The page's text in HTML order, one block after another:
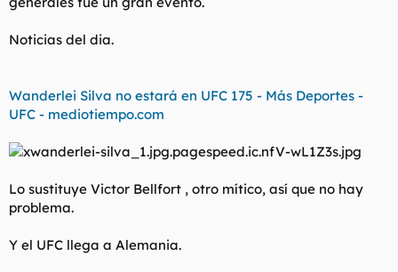
Noticias del dia.
Wanderlei Silva no estará en UFC 175 - Más Deportes -
UFC - mediotiempo.com
Lo sustituye Victor Bellfort , otro mítico, así que no hay
problema.
Y el UFC llega a Alemania.